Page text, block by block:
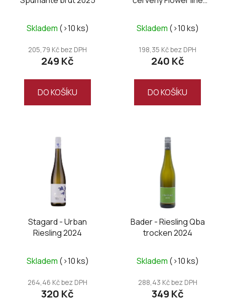
Skladem (>10 ks)
205,79 Kč bez DPH
249 Kč
DO KOŠÍKU
Skladem (>10 ks)
198,35 Kč bez DPH
240 Kč
DO KOŠÍKU
Stagard - Urban
Riesling 2024
Skladem (>10 ks)
264,46 Kč bez DPH
320 Kč
Bader - Riesling Qba
trocken 2024
Skladem (>10 ks)
288,43 Kč bez DPH
349 Kč